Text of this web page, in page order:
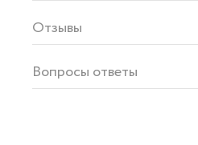
Отзывы
Вопросы ответы